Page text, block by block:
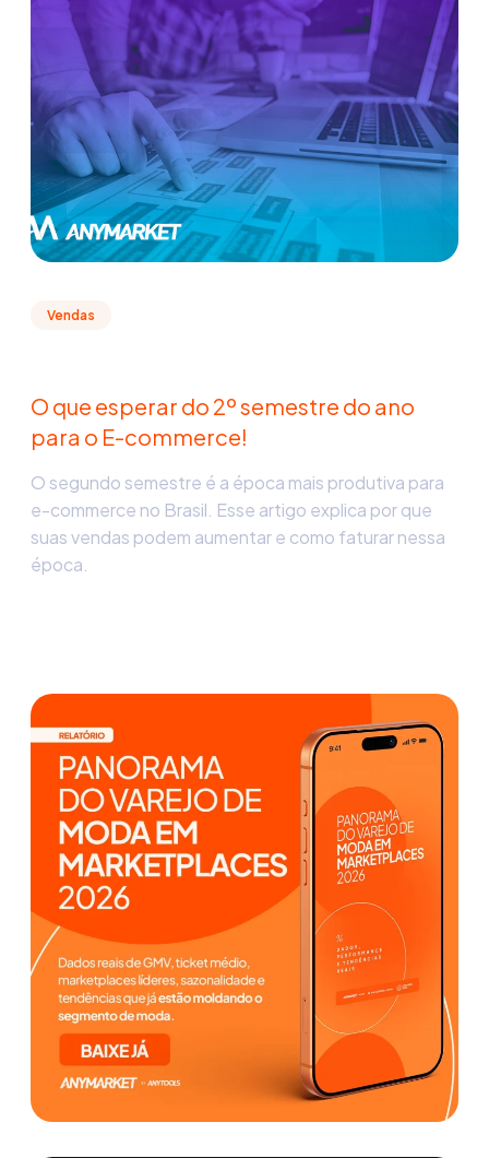
Vendas
O que esperar do 2º semestre do ano
para o E-commerce!
O segundo semestre é a época mais produtiva para
e-commerce no Brasil. Esse artigo explica por que
suas vendas podem aumentar e como faturar nessa
época.